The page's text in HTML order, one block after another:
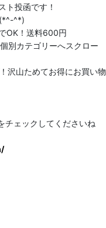
投函です！
^*)
OK！送料600円
別カテゴリーへスクロー
沢山ためてお得にお買い物
チェックしてくださいね